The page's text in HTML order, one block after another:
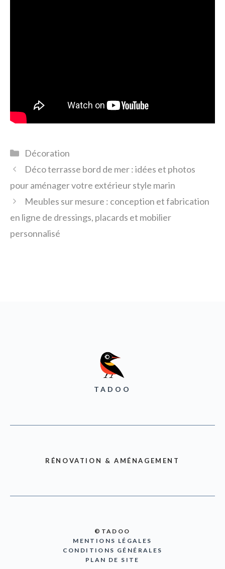
Catégories
Décoration
Déco terrasse bord de mer : idées et photos
pour aménager votre extérieur style marin
Meubles sur mesure : conception et fabrication
en ligne de dressings, placards et mobilier
personnalisé
TADOO
RÉNOVATION & AMÉNAGEMENT
©TADOO
MENTIONS LÉGALES
CONDITIONS GÉNÉRALES
PLAN DE SITE